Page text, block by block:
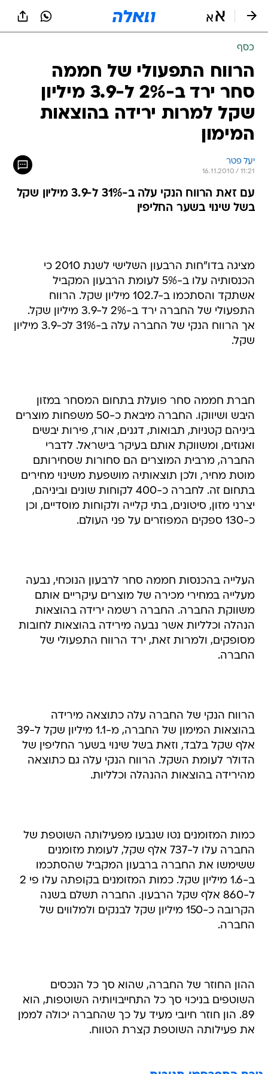
כסף
הרווח התפעולי של חממה
סחר ירד ב-2% ל-3.9 מיליון
שקל למרות ירידה בהוצאות
המימון
יעל פטר
16.11.2010 / 11:21
עם זאת הרווח הנקי עלה ב-31% ל-3.9 מיליון שקל
בשל שינוי בשער החליפין
מציגה בדו"חות הרבעון השלישי לשנת 2010 כי
הכנסותיה עלו ב-5% לעומת הרבעון המקביל
אשתקד והסתכמו ב-102.7 מיליון שקל. הרווח
התפעולי של החברה ירד ב-2% ל-3.9 מיליון שקל.
אך הרווח הנקי של החברה עלה ב-31% לכ-3.9 מיליון
שקל.
חברת חממה סחר פועלת בתחום המסחר במזון
היבש ושיווקו. החברה מיבאת כ-50 משפחות מוצרים
ביניהם קטניות, תבואות, דגנים, אורז, פירות יבשים
ואגוזים, ומשווקת אותם בעיקר בישראל. לדברי
החברה, מרבית המוצרים הם סחורות שסחירותם
מוטת מחיר, ולכן תוצאותיה מושפעת משינוי מחירים
בתחום זה. לחברה כ-400 לקוחות שונים וביניהם,
יצרני מזון, סיטונים, בתי קלייה ולקוחות מוסדיים, וכן
כ-130 ספקים המפוזרים על פני העולם.
העלייה בהכנסות חממה סחר לרבעון הנוכחי, נבעה
מעלייה במחירי מכירה של מוצרים עיקריים אותם
משווקת החברה. החברה רשמה ירידה בהוצאות
הנהלה וכלליות אשר נבעה מירידה בהוצאות לחובות
מסופקים, ולמרות זאת, ירד הרווח התפעולי של
החברה.
הרווח הנקי של החברה עלה כתוצאה מירידה
בהוצאות המימון של החברה, מ-1.1 מיליון שקל ל-39
אלף שקל בלבד, וזאת בשל שינוי בשער החליפין של
הדולר לעומת השקל. הרווח הנקי עלה גם כתוצאה
מהירידה בהוצאות ההנהלה וכלליות.
כמות המזומנים נטו שנבעו מפעילותה השוטפת של
החברה עלו ל-737 אלף שקל, לעומת מזומנים
ששימשו את החברה ברבעון המקביל שהסתכמו
ב-1.6 מיליון שקל. כמות המזומנים בקופתה עלו פי 2
ל-860 אלף שקל הרבעון. החברה תשלם בשנה
הקרובה כ-150 מיליון שקל לבנקים ולמלווים של
החברה.
ההון החוזר של החברה, שהוא סך כל הנכסים
השוטפים בניכוי סך כל התחייבויותיה השוטפות, הוא
89. הון חוזר חיובי מעיד על כך שהחברה יכולה לממן
את פעילותה השוטפת קצרת הטווח.